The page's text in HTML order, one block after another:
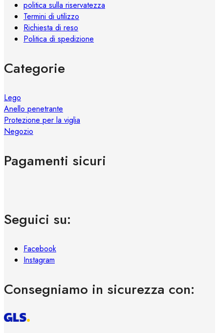
politica sulla riservatezza
Termini di utilizzo
Richiesta di reso
Politica di spedizione
Categorie
Lego
Anello penetrante
Protezione per la viglia
Negozio
Pagamenti sicuri
Seguici su:
Facebook
Instagram
Consegniamo in sicurezza con: